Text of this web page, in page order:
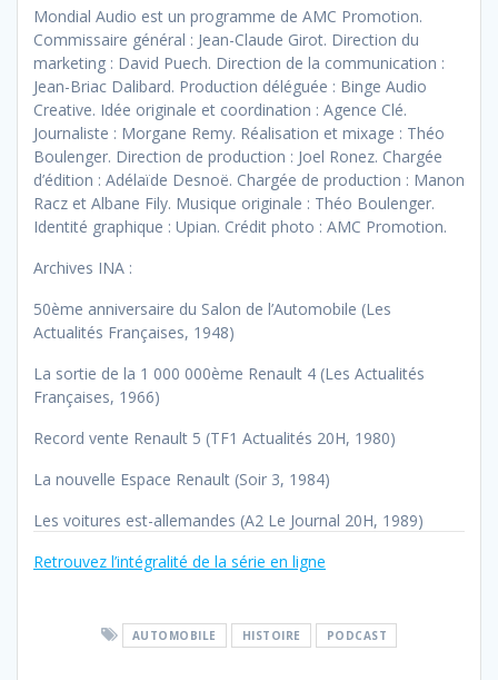
Mondial Audio est un programme de AMC Promotion.
Commissaire général : Jean-Claude Girot. Direction du
marketing : David Puech. Direction de la communication :
Jean-Briac Dalibard. Production déléguée : Binge Audio
Creative. Idée originale et coordination : Agence Clé.
Journaliste : Morgane Remy. Réalisation et mixage : Théo
Boulenger. Direction de production : Joel Ronez. Chargée
d’édition : Adélaïde Desnoë. Chargée de production : Manon
Racz et Albane Fily. Musique originale : Théo Boulenger.
Identité graphique : Upian. Crédit photo : AMC Promotion.
Archives INA :
50ème anniversaire du Salon de l’Automobile (Les
Actualités Françaises, 1948)
La sortie de la 1 000 000ème Renault 4 (Les Actualités
Françaises, 1966)
Record vente Renault 5 (TF1 Actualités 20H, 1980)
La nouvelle Espace Renault (Soir 3, 1984)
Les voitures est-allemandes (A2 Le Journal 20H, 1989)
Retrouvez l’intégralité de la série en ligne
AUTOMOBILE HISTOIRE PODCAST